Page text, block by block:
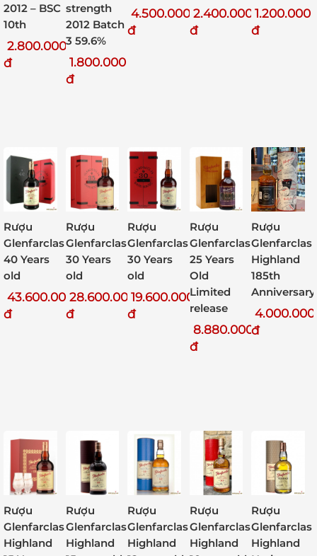
2012 – BSC
10th
2.800.000
đ
strength
2012 Batch
3 59.6%
1.800.000
đ
4.500.000
đ
2.400.000
đ
1.200.000
đ
Rượu
Glenfarclas
40 Years
old
43.600.000
đ
Rượu
Glenfarclas
30 Years
old
28.600.000
đ
Rượu
Glenfarclas
30 Years
old
19.600.000
đ
Rượu
Glenfarclas
25 Years
Old
Limited
release
8.880.000
đ
Rượu
Glenfarclas
Highland
185th
Anniversary
4.000.000
đ
Rượu
Glenfarclas
Highland
Rượu
Glenfarclas
Highland
Rượu
Glenfarclas
Highland
Rượu
Glenfarclas
Highland
Rượu
Glenfarclas
Highland